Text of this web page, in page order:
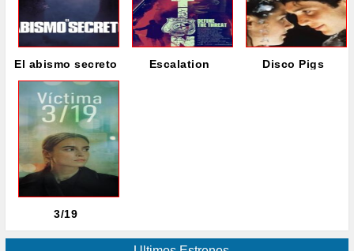
El abismo secreto Escalation Disco Pigs
3/19